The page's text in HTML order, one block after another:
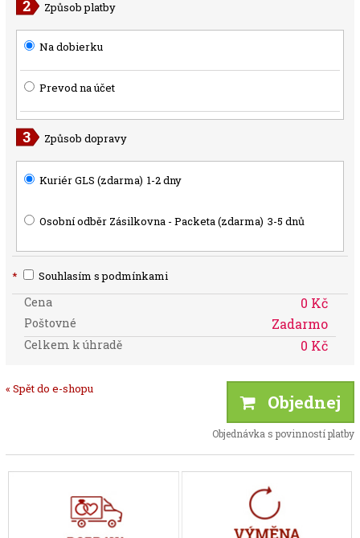
Způsob platby
Na dobierku
Prevod na účet
Způsob dopravy
Kuriér GLS (zdarma) 1-2 dny
Osobní odběr Zásilkovna - Packeta (zdarma) 3-5 dnů
* Souhlasím s podmínkami
Cena 0 Kč
Poštovné Zadarmo
Celkem k úhradě 0 Kč
« Spět do e-shopu
Objednej
Objednávka s povinností platby